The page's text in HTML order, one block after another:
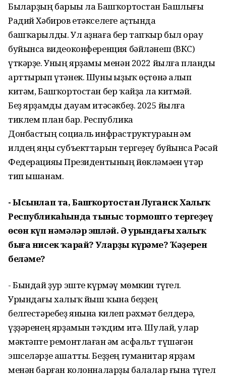
Быларҙың барыһы ла Башҡортостан Башлығы
Радий Хәбиров етәкселеге аҫтында
башҡарылды. Ул аҙнаға бер тапҡыр был һорау
буйынса видеоконференция бәйләнеш (ВКС)
үткәрҙе. Уның ярҙамы менән 2022 йылға планды
арттырып үтәнек. Шуны һыҙыҡ өҫтөнә алып
китәм, Башҡортостан бер ҡайҙа ла китмәй.
Беҙ ярҙамды дауам итәсәкбеҙ. 2025 йылға
тиклем план бар. Республика
Донбастың социаль инфраструктураһын һәм
илдең яңы субъекттарын тергеҙеү буйынса Рәсәй
Федерацияһы Президентының йөкләмәһен үтәр
тип ышанам.
- Ысынлап та, Башҡортостан Луганск Халыҡ
Республикаһында тыныс тормошто тергеҙеү
өсөн күп нәмәләр эшләй. Ә урындағы халыҡ
быға нисек ҡарай? Уларҙы күрәме? Ҡәҙерен
беләме?
- Бындай ҙур эште күрмәү мөмкин түгел.
Урындағы халыҡ йыш ҡына беҙҙең
белгестәребеҙ янына килеп рәхмәт белдерә,
үҙҙәренең ярҙамын тәҡдим итә. Шулай, улар
мәктәпте ремонтлаған һәм асфальт түшәгән
эшселәрҙе ашатты. Беҙҙең гуманитар ярҙам
менән барған колонналарҙы балалар ғына түгел